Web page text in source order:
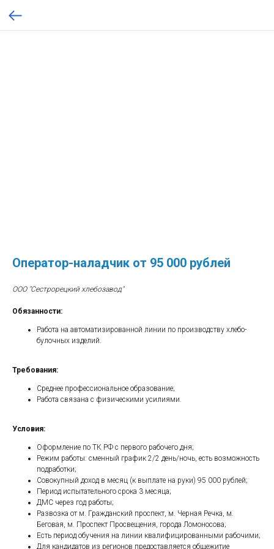
Оператор-наладчик от 95 000 рублей
ООО "Сестрорецкий хлебозавод"
Обязанности:
Работа на автоматизированной линии по производству хлебо-
булочных изделий.
Требования:
Среднее профессиональное образование;
Работа связана с физическими усилиями.
Условия:
Оформление по ТК РФ с первого рабочего дня;
Режим работы: сменный график 2/2 день/ночь, есть возможность
подработки;
Совокупный доход в месяц (к выплате на руки) 95 000 рублей;
Период испытательного срока 3 месяца;
ДМС через год работы;
Развозка от м. Гражданский проспект, м. Черная Речка, м.
Беговая, м. Проспект Просвещения, города Ломоносова;
Есть период обучения на линии квалифицированными рабочими;
Для кандидатов из регионов предоставляется общежитие